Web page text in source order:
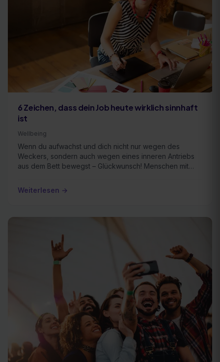
6 Zeichen, dass dein Job heute wirklich sinnhaft
ist
Wellbeing
Wenn du aufwachst und dich nicht nur wegen des
Weckers, sondern auch wegen eines inneren Antriebs
aus dem Bett bewegst – Glückwunsch! Menschen mit
Weiterlesen →